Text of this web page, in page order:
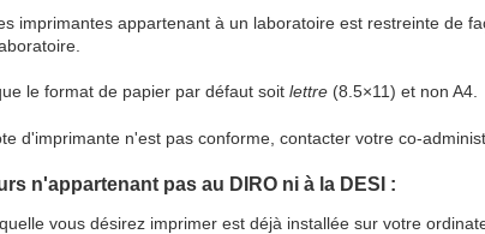
imprimantes appartenant à un laboratoire est restreinte de
le format de papier par défaut soit lettre (8.5×11) et non A4.
d'imprimante n'est pas conforme, contacter votre co-
n'appartenant pas au DIRO ni à la DESI :
vous désirez imprimer est déjà installée sur votre